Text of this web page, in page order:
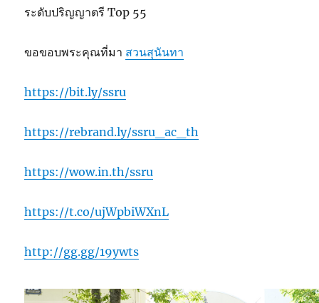
ระดับปริญญาตรี Top 55
ขอขอบพระคุณที่มา สวนสุนันทา
https://bit.ly/ssru
https://rebrand.ly/ssru_ac_th
https://wow.in.th/ssru
https://t.co/ujWpbiWXnL
http://gg.gg/19ywts